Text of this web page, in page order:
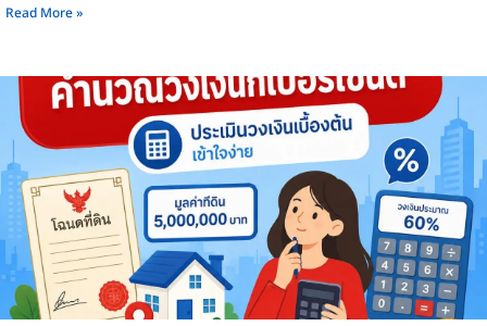
Read More »